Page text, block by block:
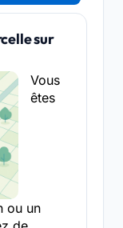
sur
Vous
êtes
ou un